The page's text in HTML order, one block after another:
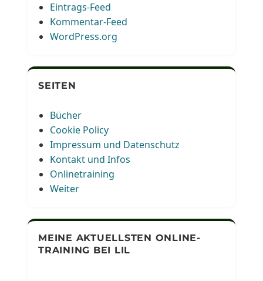
Eintrags-Feed
Kommentar-Feed
WordPress.org
SEITEN
Bücher
Cookie Policy
Impressum und Datenschutz
Kontakt und Infos
Onlinetraining
Weiter
MEINE AKTUELLSTEN ONLINE-
TRAINING BEI LIL